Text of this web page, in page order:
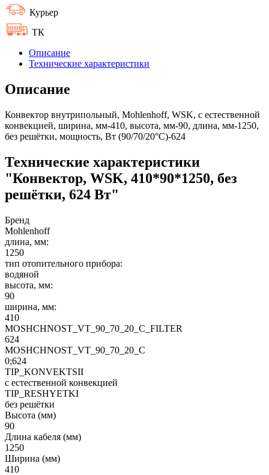
Курьер
ТК
Описание
Технические характеристики
Описание
Конвектор внутрипольный, Mohlenhoff, WSK, с естественной
конвекцией, ширина, мм-410, высота, мм-90, длина, мм-1250,
без решётки, мощность, Вт (90/70/20°C)-624
Технические характеристики
"Конвектор, WSK, 410*90*1250, без
решётки, 624 Вт"
Бренд
Mohlenhoff
длина, мм:
1250
тип отопительного прибора:
водяной
высота, мм:
90
ширина, мм:
410
MOSHCHNOST_VT_90_70_20_C_FILTER
624
MOSHCHNOST_VT_90_70_20_C
0;624
TIP_KONVEKTSII
с естественной конвекцией
TIP_RESHYETKI
без решётки
Высота (мм)
90
Длина кабеля (мм)
1250
Ширина (мм)
410